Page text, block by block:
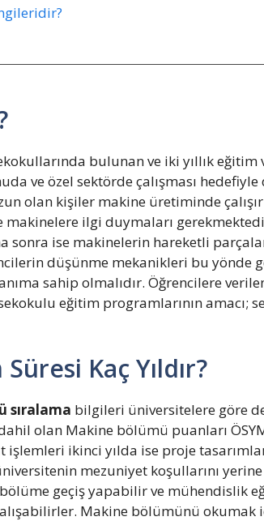
bulunan ve iki yıllık
ve özel sektörde çalışması
olan kişiler makine üretiminde
ilgi duymaları
ise makinelerin hareketli
düşünme mekanikleri bu
sahip olmalıdır. Öğrencilere
eğitim programlarının amacı;
Kaç Yıldır?
sıralama bilgileri üniversitelere göre
olan Makine bölümü puanları
işlemleri ikinci yılda ise proje
mezuniyet koşullarını
bölüme geçiş yapabilir ve
Makine bölümünü okumak